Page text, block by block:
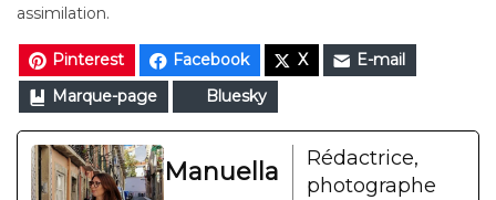
assimilation.
Pinterest Facebook X
E-mail
Marque-page
Bluesky
Manuella
Rédactrice,
photographe